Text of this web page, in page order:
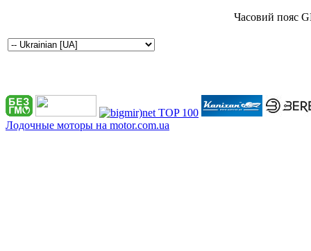
Часовий пояс
Лодочные моторы на motor.com.ua